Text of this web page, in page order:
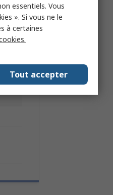
essentiels. Vous
». Si vous ne le
à certaines
Tout accepter